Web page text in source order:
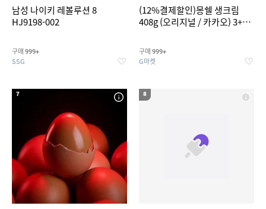
남성 나이키 레볼루션 8
HJ9198-002
구매 999+
SSG
(12%결제할인)몽쉘 생크림
408g (오리지널 / 카카오) 3+1
구매 999+
G마켓
7 8